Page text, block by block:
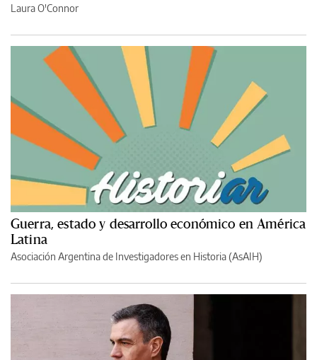
Laura O'Connor
Guerra, estado y desarrollo económico en América
Latina
Asociación Argentina de Investigadores en Historia (AsAIH)